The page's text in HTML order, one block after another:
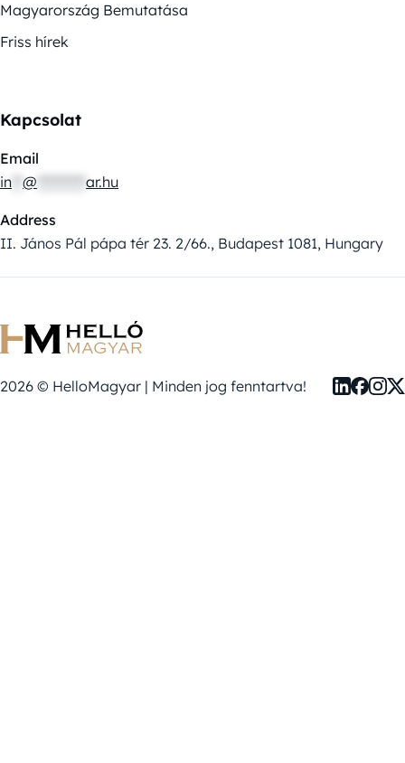
Magyarország Bemutatása
Friss hírek
Kapcsolat
Email
in @ ar.hu
Address
II. János Pál pápa tér 23. 2/66., Budapest 1081, Hungary
2026 © HelloMagyar | Minden jog fenntartva!